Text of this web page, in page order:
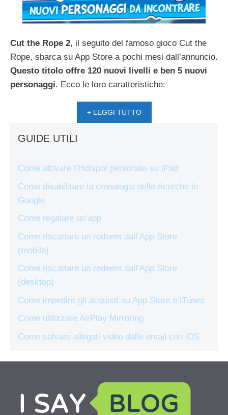
Cut the Rope 2, il seguito del famoso gioco Cut the
Rope, sbarca su App Store a pochi mesi dall’annuncio.
Questo titolo offre 120 nuovi livelli e ben 5 nuovi
personaggi. Ecco le loro caratteristiche:
+ LEGGI TUTTO
GUIDE UTILI
Come attivare l’Hotspot personale su iPad
Come disabilitare la cronologia delle ricerche in
Google
Come regalare un’app
Come riscattare un redeem dall’App Store
(mobile)
Come riscattare un redeem dall’App Store
(desktop)
Come impedire gli acquisti su App Store e iTunes
Come utilizzare AirPlay Mirroring
Come salvare allegati video dalle email con iOS